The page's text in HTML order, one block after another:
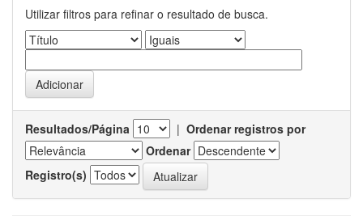
Utilizar filtros para refinar o resultado de busca.
Resultados/Página | Ordenar registros por
Ordenar
Registro(s)